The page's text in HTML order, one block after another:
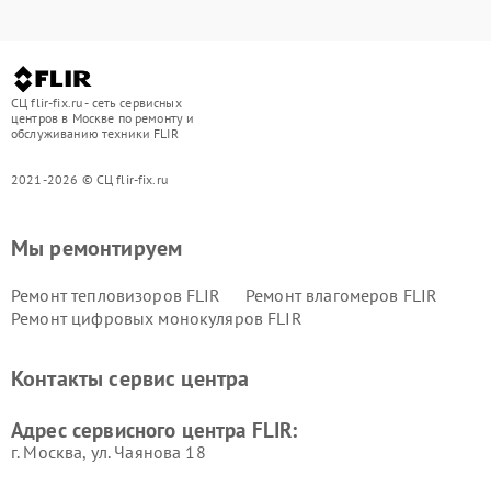
СЦ flir-fix.ru - сеть сервисных
центров в Москве по ремонту и
обслуживанию техники FLIR
2021-2026 © СЦ flir-fix.ru
Мы ремонтируем
Ремонт тепловизоров FLIR
Ремонт влагомеров FLIR
Ремонт цифровых монокуляров FLIR
Контакты сервис центра
Адрес сервисного центра FLIR:
г. Москва, ул. Чаянова 18